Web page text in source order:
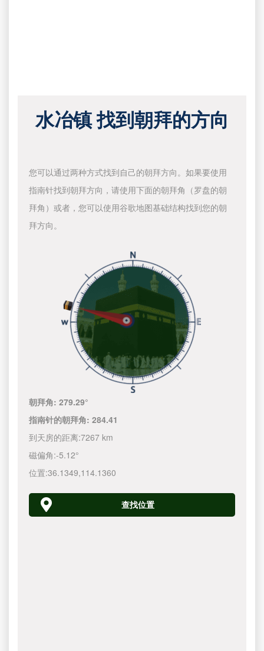
水冶镇 找到朝拜的方向
您可以通过两种方式找到自己的朝拜方向。如果要使用
指南针找到朝拜方向，请使用下面的朝拜角（罗盘的朝
拜角）或者，您可以使用谷歌地图基础结构找到您的朝
拜方向。
朝拜角:279.29°
指南针的朝拜角:284.41
到天房的距离:7267 km
磁偏角:-5.12°
位置:36.1349,114.1360
查找位置